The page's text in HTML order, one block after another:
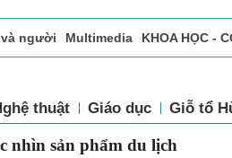
người Multimedia KHOA HỌC -
thuật Giáo dục Giỗ tổ
nhìn sản phẩm du lịch